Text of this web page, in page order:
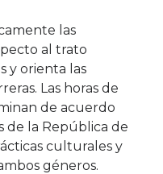
las
al trato
y orienta las
Las horas de
de acuerdo
de la República de
culturales y
géneros.